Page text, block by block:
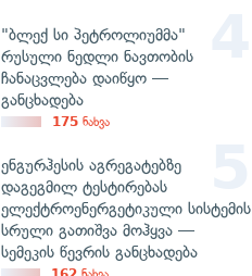
"ბლექ სი პეტროლიუმმა"
რუსული ნედლი ნავთობის
ჩანაცვლება დაიწყო —
განცხადება
175 ნახვა
ენგურჰესის აგრეგატებზე
დაგეგმილ ტესტირებას
ელექტროენერგეტიკული სისტემის
სრული გათიშვა მოჰყვა —
სემეკის წევრის განცხადება